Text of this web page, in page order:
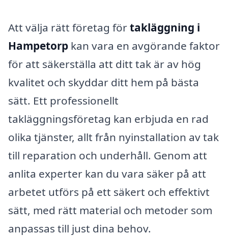
Att välja rätt företag förtakläggning i
Hampetorp kan vara en avgörande faktor
för att säkerställa att ditt tak är av hög
kvalitet och skyddar ditt hem på bästa
sätt. Ett professionellt
takläggningsföretag kan erbjuda en rad
olika tjänster, allt från nyinstallation av tak
till reparation och underhåll. Genom att
anlita experter kan du vara säker på att
arbetet utförs på ett säkert och effektivt
sätt, med rätt material och metoder som
anpassas till just dina behov.